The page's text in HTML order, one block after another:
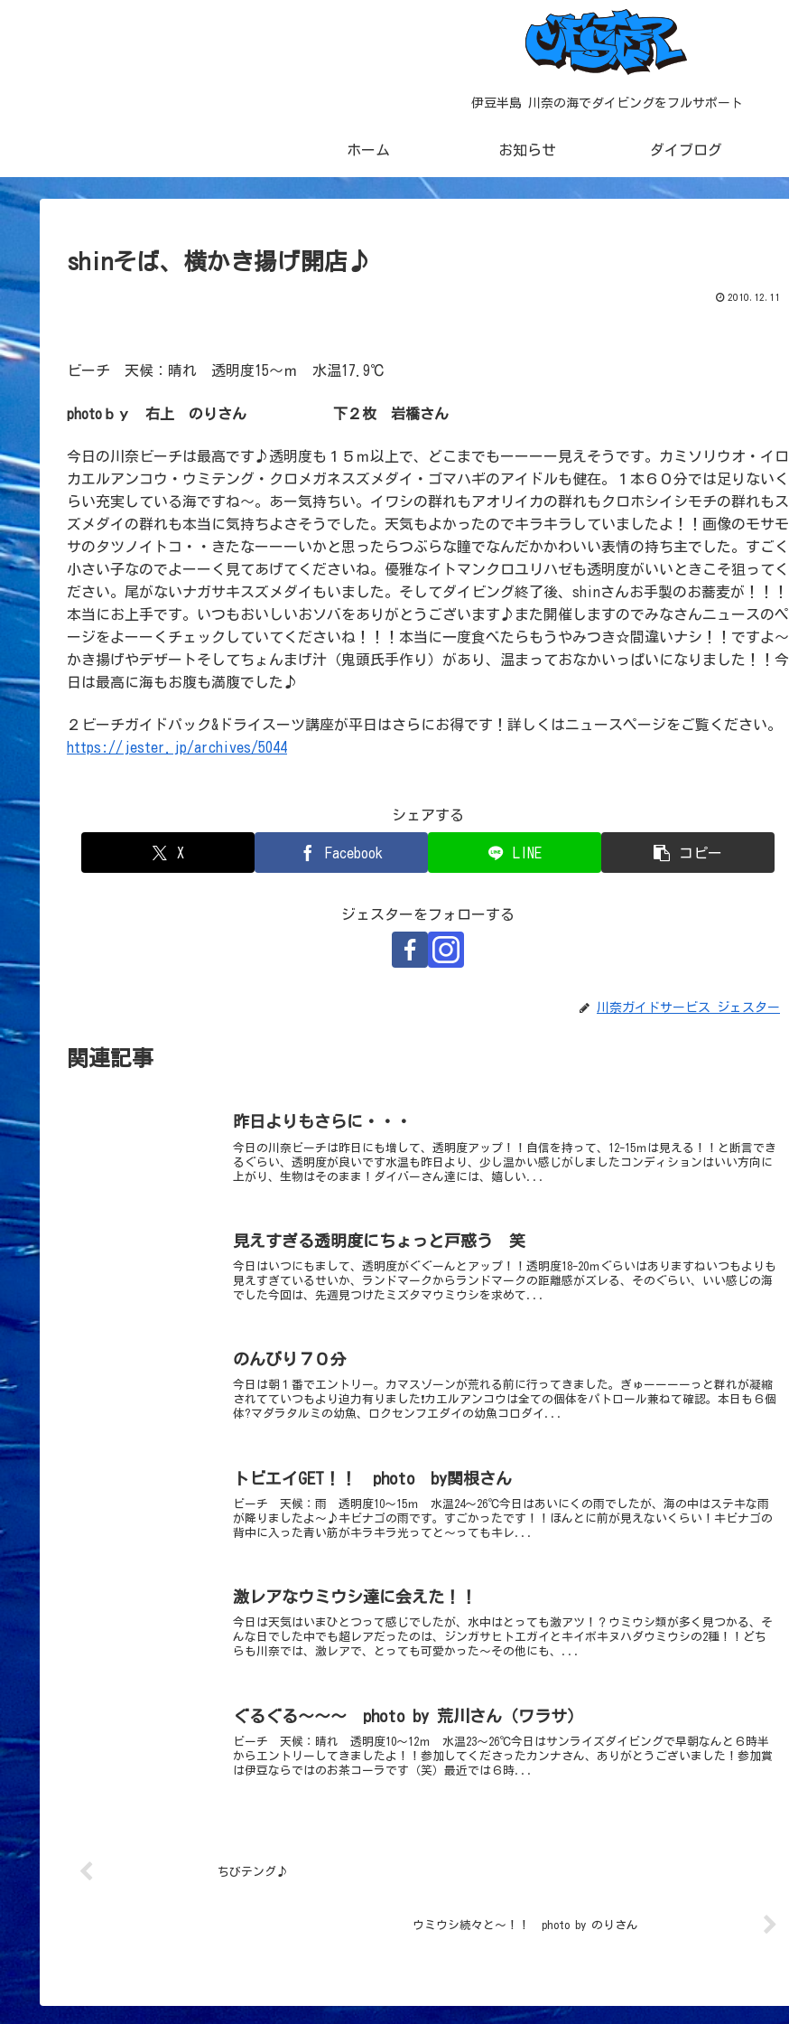
伊豆半島 川奈の海でダイビングをフルサポート
ホーム お知らせ ダイブログ
shinそば、横かき揚げ開店♪
2010.12.11
ビーチ 天候：晴れ 透明度15～ｍ 水温17.9℃
photoｂｙ 右上 のりさん 下２枚 岩橋さん
今日の川奈ビーチは最高です♪透明度も１５ｍ以上で、どこまでもーーーー見えそうです。カミソリウオ・イロ
カエルアンコウ・ウミテング・クロメガネスズメダイ・ゴマハギのアイドルも健在。１本６０分では足りないく
らい充実している海ですね～。あー気持ちい。イワシの群れもアオリイカの群れもクロホシイシモチの群れもス
ズメダイの群れも本当に気持ちよさそうでした。天気もよかったのでキラキラしていましたよ！！画像のモサモ
サのタツノイトコ・・きたなーーーいかと思ったらつぶらな瞳でなんだかかわいい表情の持ち主でした。すごく
小さい子なのでよーーく見てあげてくださいね。優雅なイトマンクロユリハゼも透明度がいいときこそ狙ってく
ださい。尾がないナガサキスズメダイもいました。そしてダイビング終了後、shinさんお手製のお蕎麦が！！！
本当にお上手です。いつもおいしいおソバをありがとうございます♪また開催しますのでみなさんニュースのペ
ージをよーーくチェックしていてくださいね！！！本当に一度食べたらもうやみつき☆間違いナシ！！ですよ～
かき揚げやデザートそしてちょんまげ汁（鬼頭氏手作り）があり、温まっておなかいっぱいになりました！！今
日は最高に海もお腹も満腹でした♪
２ビーチガイドパック&ドライスーツ講座が平日はさらにお得です！詳しくはニュースページをご覧ください。
https://jester.jp/archives/5044
シェアする
X Facebook LINE コピー
ジェスターをフォローする
川奈ガイドサービス ジェスター
関連記事
昨日よりもさらに・・・
今日の川奈ビーチは昨日にも増して、透明度アップ！！自信を持って、12-15ｍは見える！！と断言でき
るぐらい、透明度が良いです水温も昨日より、少し温かい感じがしましたコンディションはいい方向に
上がり、生物はそのまま！ダイバーさん達には、嬉しい...
見えすぎる透明度にちょっと戸惑う 笑
今日はいつにもまして、透明度がぐぐーんとアップ！！透明度18-20ｍぐらいはありますねいつもよりも
見えすぎているせいか、ランドマークからランドマークの距離感がズレる、そのぐらい、いい感じの海
でした今回は、先週見つけたミズタマウミウシを求めて...
のんびり７０分
今日は朝１番でエントリー。カマスゾーンが荒れる前に行ってきました。ぎゅーーーーっと群れが凝縮
されてていつもより迫力有りました❗カエルアンコウは全ての個体をパトロール兼ねて確認。本日も６個
体?マダラタルミの幼魚、ロクセンフエダイの幼魚コロダイ...
トビエイGET！！ photo by関根さん
ビーチ 天候：雨 透明度10～15ｍ 水温24～26℃今日はあいにくの雨でしたが、海の中はステキな雨
が降りましたよ～♪キビナゴの雨です。すごかったです！！ほんとに前が見えないくらい！キビナゴの
背中に入った青い筋がキラキラ光ってと～ってもキレ...
激レアなウミウシ達に会えた！！
今日は天気はいまひとつって感じでしたが、水中はとっても激アツ！？ウミウシ類が多く見つかる、そ
んな日でした中でも超レアだったのは、ジンガサヒトエガイとキイボキヌハダウミウシの2種！！どち
らも川奈では、激レアで、とっても可愛かった～その他にも、...
ぐるぐる～～～ photo by 荒川さん（ワラサ）
ビーチ 天候：晴れ 透明度10～12ｍ 水温23～26℃今日はサンライズダイビングで早朝なんと６時半
からエントリーしてきましたよ！！参加してくださったカンナさん、ありがとうございました！参加賞
は伊豆ならではのお茶コーラです（笑）最近では６時...
ちびテング♪
ウミウシ続々と～！！ photo by のりさん